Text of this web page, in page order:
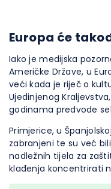
Europa će
Iako je medijska
Američke Države, u
veći kada je riječ o
Ujedinjenog
godinama predvode
Primjerice, u
zabranjeni te su već
nadležnih tijela za
klađenja koncentrirati